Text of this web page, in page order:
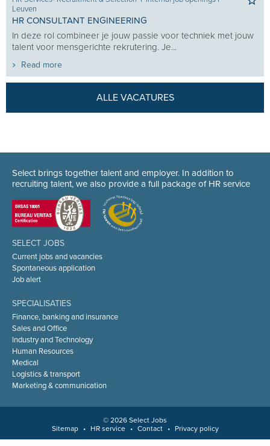
Leuven
HR CONSULTANT ENGINEERING
In deze rol combineer je jouw passie voor techniek met jouw
talent voor mensgerichte rekrutering. Je...
Read more
ALLE VACATURES
Select brings together talent and employer. In addition to
recruiting talent, we also provide a full package of HR service
SELECT JOBS
Current jobs and vacancies
Spontaneous application
Job alert
SPECIALISATIES
Finance, banking and insurance
Sales and Office
Industry and Technology
Human Resources
Medical
Logistics & transport
Marketing & communication
© 2026 Select Jobs
Sitemap
• HR service • Contact • Privacy policy